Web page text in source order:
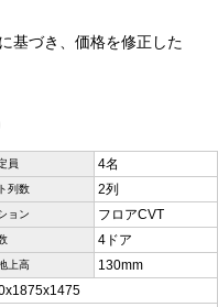
基づき、価格を修正した
員 4名
列数 2列
ョン フロアCVT
4ドア
上高 130mm